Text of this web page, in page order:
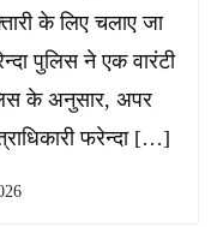
के लिए चलाए जा
पुलिस ने एक वारंटी
के अनुसार, अपर
फरेन्दा […]